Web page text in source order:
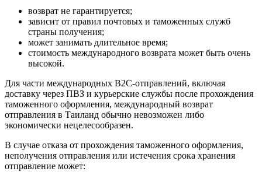
возврат не гарантируется;
зависит от правил почтовых и таможенных служб
страны получения;
может занимать длительное время;
стоимость международного возврата может быть очень
высокой.
Для части международных B2C-отправлений, включая
доставку через ПВЗ и курьерские службы после прохождения
таможенного оформления, международный возврат
отправления в Таиланд обычно невозможен либо
экономически нецелесообразен.
В случае отказа от прохождения таможенного оформления,
неполучения отправления или истечения срока хранения
отправление может: